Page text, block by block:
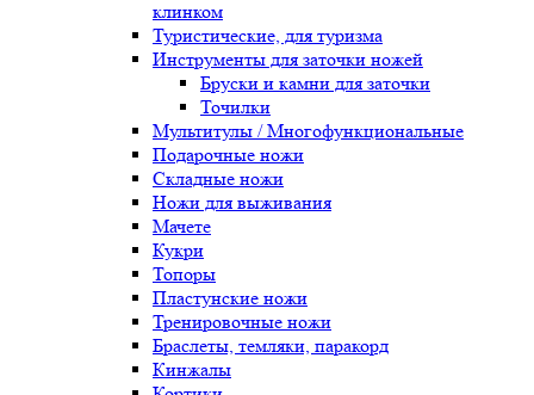
клинком
Туристические, для туризма
Инструменты для заточки ножей
Бруски и камни для заточки
Точилки
Мультитулы / Многофункциональные
Подарочные ножи
Складные ножи
Ножи для выживания
Мачете
Кукри
Топоры
Пластунские ножи
Тренировочные ножи
Браслеты, темляки, паракорд
Кинжалы